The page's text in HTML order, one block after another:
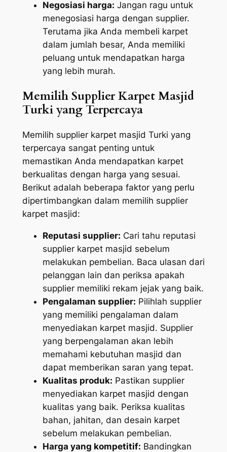
Negosiasi harga: Jangan ragu untuk
menegosiasi harga dengan supplier.
Terutama jika Anda membeli karpet
dalam jumlah besar, Anda memiliki
peluang untuk mendapatkan harga
yang lebih murah.
Memilih Supplier Karpet Masjid
Turki yang Terpercaya
Memilih supplier karpet masjid Turki yang
terpercaya sangat penting untuk
memastikan Anda mendapatkan karpet
berkualitas dengan harga yang sesuai.
Berikut adalah beberapa faktor yang perlu
dipertimbangkan dalam memilih supplier
karpet masjid:
Reputasi supplier: Cari tahu reputasi
supplier karpet masjid sebelum
melakukan pembelian. Baca ulasan dari
pelanggan lain dan periksa apakah
supplier memiliki rekam jejak yang baik.
Pengalaman supplier: Pilihlah supplier
yang memiliki pengalaman dalam
menyediakan karpet masjid. Supplier
yang berpengalaman akan lebih
memahami kebutuhan masjid dan
dapat memberikan saran yang tepat.
Kualitas produk: Pastikan supplier
menyediakan karpet masjid dengan
kualitas yang baik. Periksa kualitas
bahan, jahitan, dan desain karpet
sebelum melakukan pembelian.
Harga yang kompetitif: Bandingkan